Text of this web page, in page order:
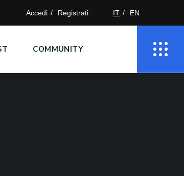
Accedi Registrati IT EN
COMMUNITY